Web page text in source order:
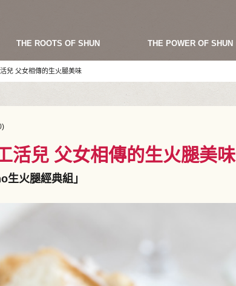
THE ROOTS OF SHUN THE POWER OF SHUN
兒 父女相傳的生火腿美味
活兒 父女相傳的生火腿美味
火腿經典組」